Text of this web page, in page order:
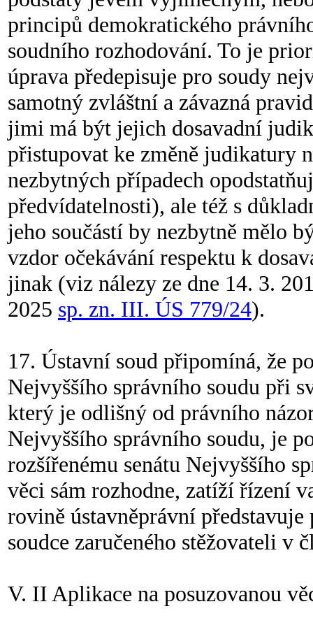
principů demokratického
soudního rozhodování. To je
úprava předepisuje pro soudy
samotný zvláštní a závazná
jimi má být jejich dosavadní
přistupovat ke změně judikatury
nezbytných případech
předvídatelnosti), ale též s
jeho součástí by nezbytně mělo
vzdor očekávání respektu k
jinak (viz nálezy ze dne 14. 3.
2025 sp. zn. III. ÚS 779/24).
17. Ústavní soud připomíná, že
Nejvyššího správního soudu při
který je odlišný od právního
Nejvyššího správního soudu, je
rozšířenému senátu Nejvyššího
věci sám rozhodne, zatíží řízení
rovině ústavněprávní
soudce zaručeného stěžovateli v
V. II Aplikace na posuzovanou